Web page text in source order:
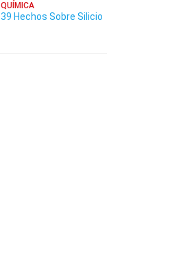
QUÍMICA
39 Hechos Sobre Silicio